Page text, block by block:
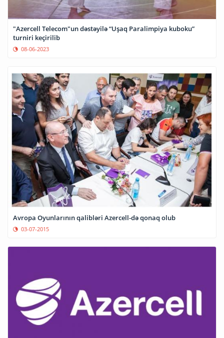
"Azercell Telecom"un dəstəyilə “Uşaq Paralimpiya kuboku”
turniri keçirilib
08-06-2023
Avropa Oyunlarının qalibləri Azercell-də qonaq olub
03-07-2015